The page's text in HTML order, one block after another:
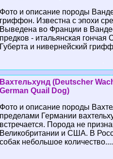
Фото и описание породы
гриффон. Известна с эпохи
Выведена во Франции в
предков - итальянская гончая
Губерта и нивернейский
Вахтельхунд (Deutscher
German Quail Dog)
Фото и описание породы
пределами Германии
встречается. Порода не
Великобритании и США. В
собак небольшое количество....